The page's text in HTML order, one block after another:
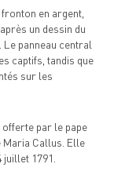
en argent,
un dessin du
panneau central
captifs, tandis que
sur les
offerte par le pape
Maria Callus. Elle
1791.